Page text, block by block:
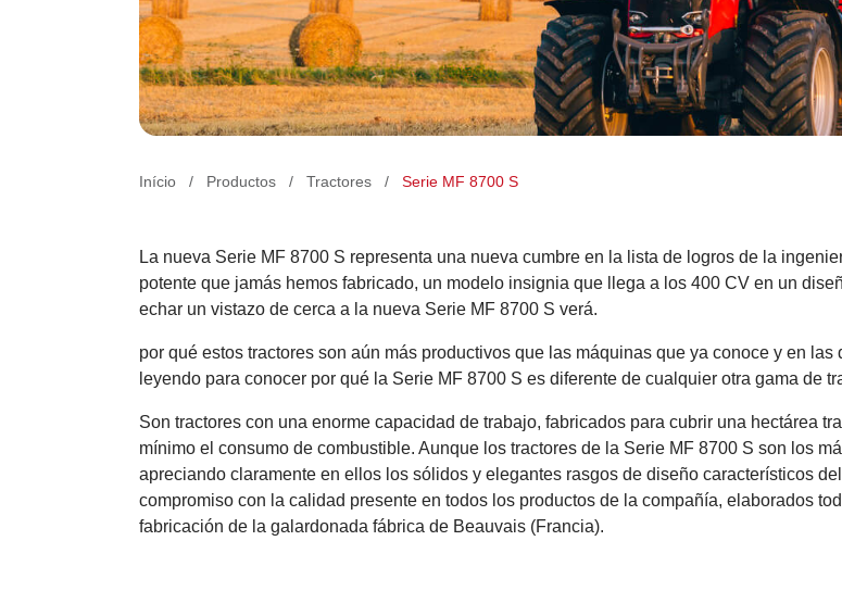
AGRICULTURA DE PRECISIÓN
Presentamos la MF 8700 S
Início / Productos / Tractores / Serie MF 8700 S
La nueva Serie MF 8700 S representa una nueva cumbre en la lista de logros de la
potente que jamás hemos fabricado, un modelo insignia que llega a los 400 CV en un
echar un vistazo de cerca a la nueva Serie MF 8700 S verá.
por qué estos tractores son aún más productivos que las máquinas que ya conoce y en
leyendo para conocer por qué la Serie MF 8700 S es diferente de cualquier otra gama de
Son tractores con una enorme capacidad de trabajo, fabricados para cubrir una hectárea
mínimo el consumo de combustible. Aunque los tractores de la Serie MF 8700 S son los
apreciando claramente en ellos los sólidos y elegantes rasgos de diseño característicos
compromiso con la calidad presente en todos los productos de la compañía, elaborados
fabricación de la galardonada fábrica de Beauvais (Francia).